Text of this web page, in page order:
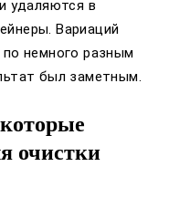
удаляются в
Вариаций
немного разным
был заметным.
очистки